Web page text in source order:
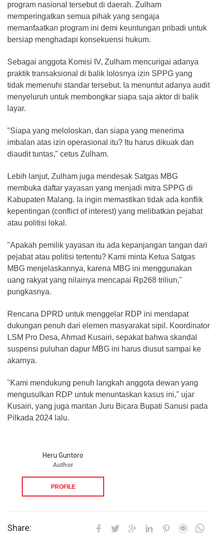
program nasional tersebut di daerah. Zulham
memperingatkan semua pihak yang sengaja
memanfaatkan program ini demi keuntungan pribadi untuk
bersiap menghadapi konsekuensi hukum.
​Sebagai anggota Komisi IV, Zulham mencurigai adanya
praktik transaksional di balik lolosnya izin SPPG yang
tidak memenuhi standar tersebut. Ia menuntut adanya audit
menyeluruh untuk membongkar siapa saja aktor di balik
layar.
​"Siapa yang meloloskan, dan siapa yang menerima
imbalan atas izin operasional itu? Itu harus dikuak dan
diaudit tuntas," cetus Zulham.
​Lebih lanjut, Zulham juga mendesak Satgas MBG
membuka daftar yayasan yang menjadi mitra SPPG di
Kabupaten Malang. Ia ingin memastikan tidak ada konflik
kepentingan (conflict of interest) yang melibatkan pejabat
atau politisi lokal.
​"Apakah pemilik yayasan itu ada kepanjangan tangan dari
pejabat atau politisi tertentu? Kami minta Ketua Satgas
MBG menjelaskannya, karena MBG ini menggunakan
uang rakyat yang nilainya mencapai Rp268 triliun,"
pungkasnya.
​Rencana DPRD untuk menggelar RDP ini mendapat
dukungan penuh dari elemen masyarakat sipil. Koordinator
LSM Pro Desa, Ahmad Kusairi, sepakat bahwa skandal
suspensi puluhan dapur MBG ini harus diusut sampai ke
akarnya.
​"Kami mendukung penuh langkah anggota dewan yang
mengusulkan RDP untuk menuntaskan kasus ini," ujar
Kusairi, yang juga mantan Juru Bicara Bupati Sanusi pada
Pilkada 2024 lalu.
Heru Guntoro
Author
PROFILE
Share: